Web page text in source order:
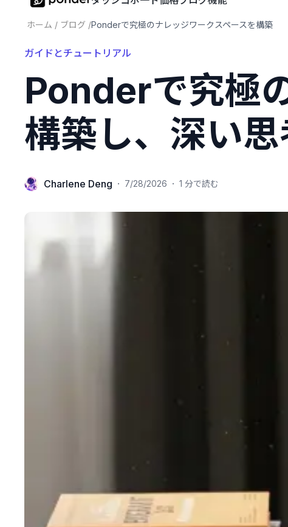
ホーム / ブログ /Ponderで究極のナレッジワークスペースを構築
ガイドとチュートリアル
Ponderで究極
構築し、深い
Charlene Deng · 7/28/2026 · 1 分で読む